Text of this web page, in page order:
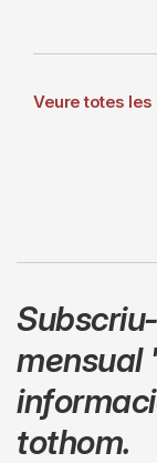
Veure totes
mensual
tothom.